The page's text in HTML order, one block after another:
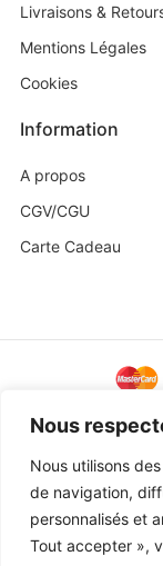
Nous
Nous utilisons
de navigation,
personnalisés et
Tout accepter »,
Livraisons &
Mentions Légales
Cookies
Information
A propos
CGV/CGU
Carte Cadeau
@ Copyright